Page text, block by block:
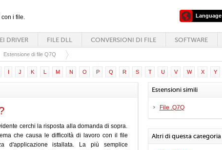
con i file. Language
DRIVER FILE DLL CONVERSIONI DI FILE SOFTWARE
Estensione di file Q7Q
I J K L M N O P Q R S T U V W X Y
cerchi la risposta alla domanda di sopra.
che causa le difficoltà di lavoro con il file
d'applicazione istallata. La più semplice
Estensioni simili
File .Q7Q
Altri di questa categoria